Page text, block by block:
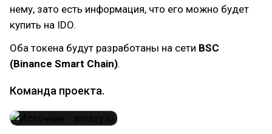
нему, зато есть информация, что его можно будет
купить на IDO.
Оба токена будут разработаны на сети BSC
(Binance Smart Chain).
Команда проекта.